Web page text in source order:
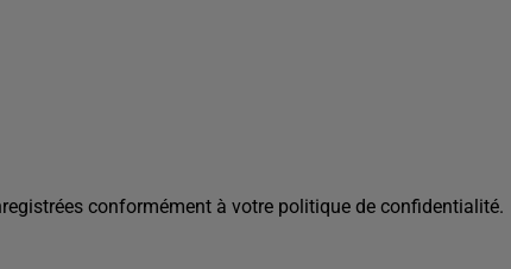
conformément à votre politique de confidentialité.